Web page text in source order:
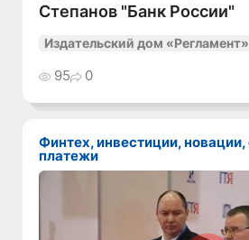
Степанов "Банк России"
Издательский дом «Регламент»
95 0
Финтех, инвестиции, новации, финансы,
платежи